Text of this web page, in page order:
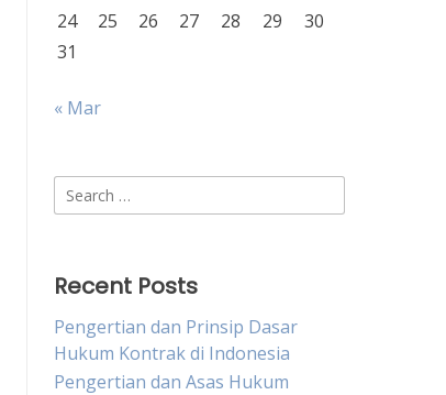
24
25 26 27 28 29
30
31
« Mar
Search
for:
Recent Posts
Pengertian dan Prinsip Dasar
Hukum Kontrak di Indonesia
Pengertian dan Asas Hukum